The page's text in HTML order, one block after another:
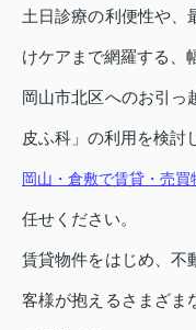
土日診療の利便性や、
けケアまで網羅する、
岡山市北区へのお引っ
皮ふ科」の利用を検討
岡山・倉敷で賃貸・売
任せください。
賃貸物件をはじめ、不
客様が抱えるさまざま